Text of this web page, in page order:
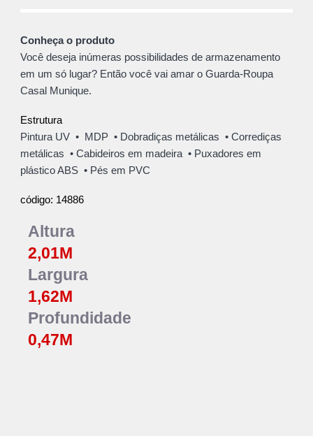
Conheça o produto
Você deseja inúmeras possibilidades de armazenamento
em um só lugar? Então você vai amar o Guarda-Roupa
Casal Munique.
Estrutura
Pintura UV • MDP • Dobradiças metálicas • Corrediças
metálicas • Cabideiros em madeira • Puxadores em
plástico ABS • Pés em PVC
código: 14886
Altura
2,01M
Largura
1,62M
Profundidade
0,47M